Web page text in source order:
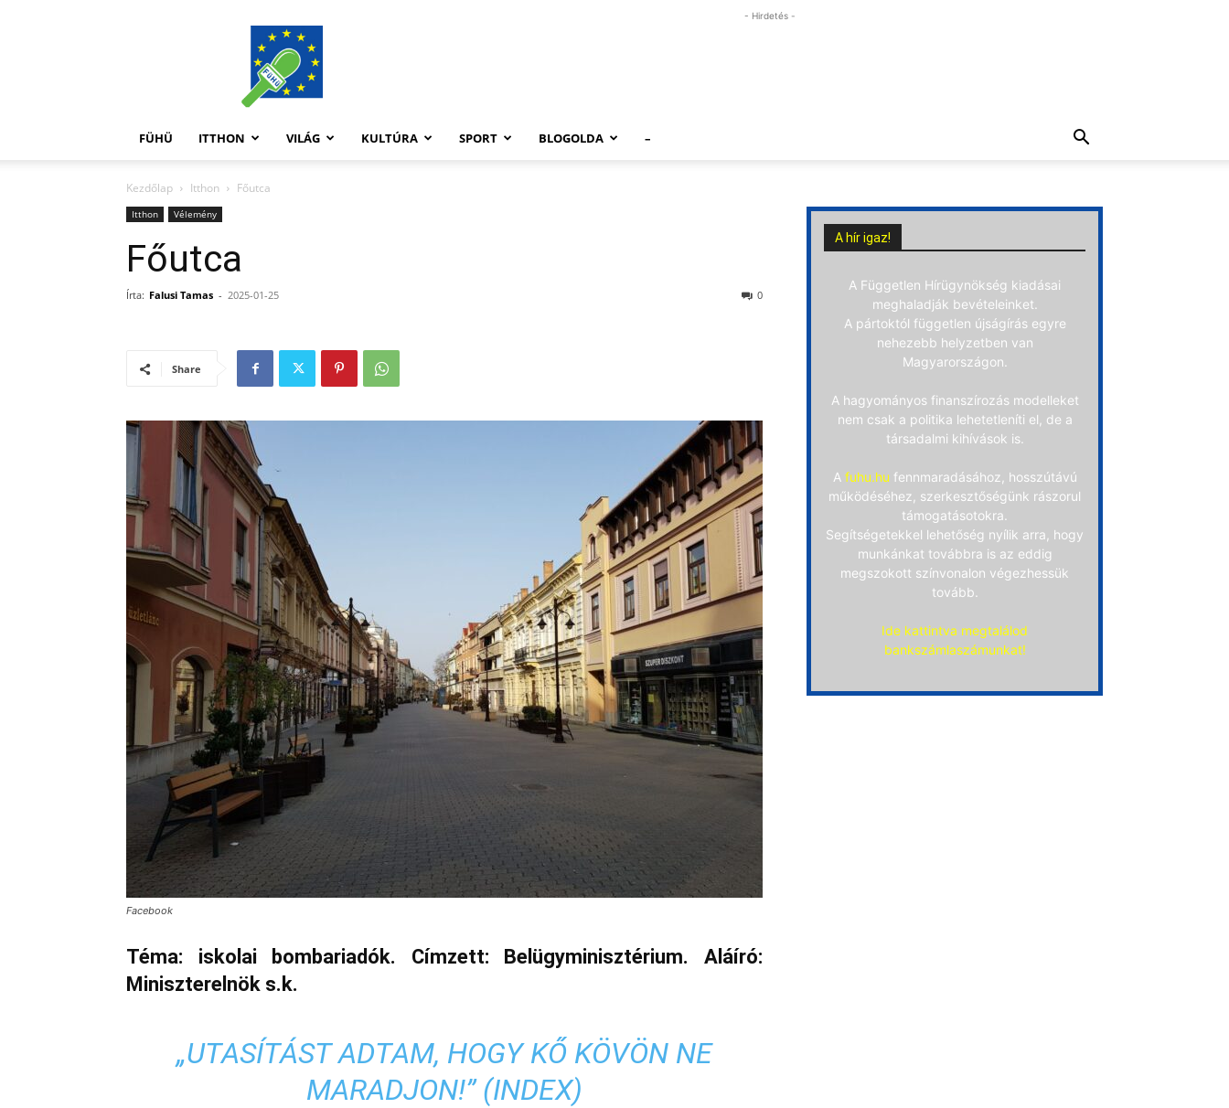
FüHü
- Hirdetés -
FÜHÜ ITTHON VILÁG KULTÚRA SPORT BLOGOLDA –
Kezdőlap Itthon Főutca
Itthon Vélemény
Főutca
Írta: Falusi Tamas - 2025-01-25 0
Share
Facebook
Téma: iskolai bombariadók. Címzett: Belügyminisztérium. Aláíró:
Miniszterelnök s.k.
„UTASÍTÁST ADTAM, HOGY KŐ KÖVÖN NE
MARADJON!” (INDEX)
A hír igaz!
A Független Hírügynökség kiadásai
meghaladják bevételeinket.
A pártoktól független újságírás egyre
nehezebb helyzetben van
Magyarországon.
A hagyományos finanszírozás modelleket
nem csak a politika lehetetleníti el, de a
társadalmi kihívások is.
A fuhu.hu fennmaradásához, hosszútávú
működéséhez, szerkesztőségünk rászorul
támogatásotokra.
Segítségetekkel lehetőség nyílik arra, hogy
munkánkat továbbra is az eddig
megszokott színvonalon végezhessük
tovább.
Ide kattintva megtalálod
bankszámlaszámunkat!